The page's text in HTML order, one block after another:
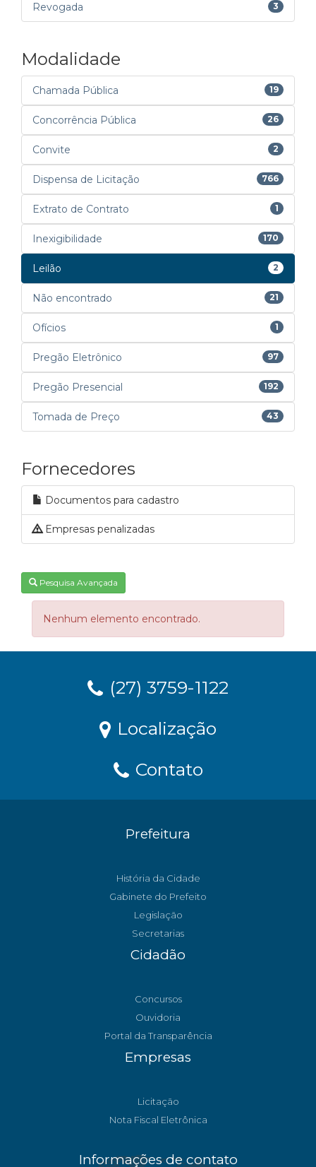
Revogada 3
Modalidade
Chamada Pública 19
Concorrência Pública 26
Convite 2
Dispensa de Licitação 766
Extrato de Contrato 1
Inexigibilidade 170
Leilão 2
Não encontrado 21
Ofícios 1
Pregão Eletrônico 97
Pregão Presencial 192
Tomada de Preço 43
Fornecedores
Documentos para cadastro
Empresas penalizadas
Pesquisa Avançada
Nenhum elemento encontrado.
(27) 3759-1122
Localização
Contato
Prefeitura
História da Cidade
Gabinete do Prefeito
Legislação
Secretarias
Cidadão
Concursos
Ouvidoria
Portal da Transparência
Empresas
Licitação
Nota Fiscal Eletrônica
Informações de contato